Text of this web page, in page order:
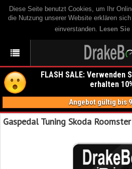
Diese Seite benutzt Cookies, um Ihr
die Nutzung unserer Website erklären
einverstanden. Lesen Sie
FLASH SALE: Verwenden
erhalten
Angebot gültig bis
Gaspedal Tuning Skoda